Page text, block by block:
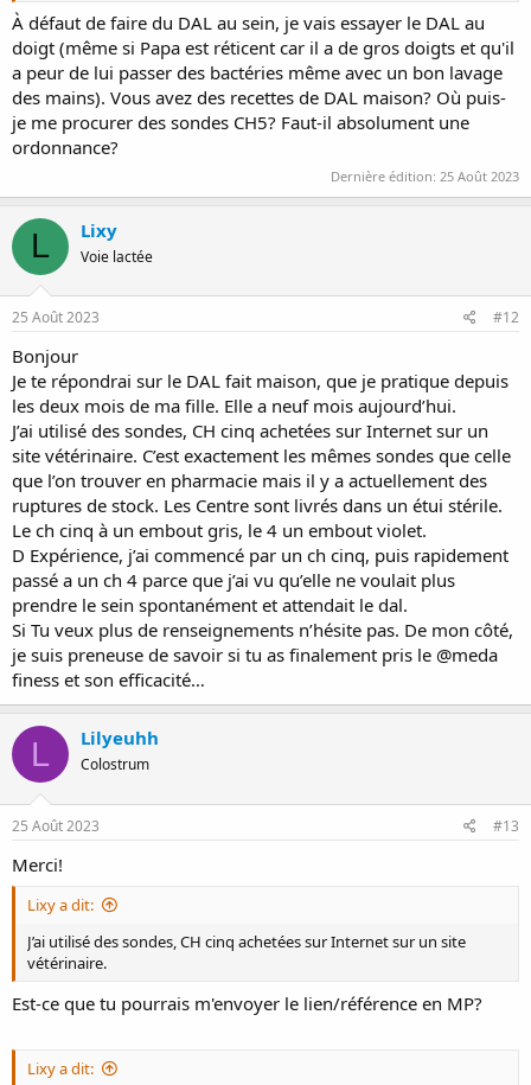
À défaut de faire du DAL au sein, je vais essayer le DAL au
doigt (même si Papa est réticent car il a de gros doigts et qu'il
a peur de lui passer des bactéries même avec un bon lavage
des mains). Vous avez des recettes de DAL maison? Où puis-
je me procurer des sondes CH5? Faut-il absolument une
ordonnance?
Dernière édition: 25 Août 2023
L Lixy
Voie lactée
25 Août 2023 #12
Bonjour
Je te répondrai sur le DAL fait maison, que je pratique depuis
les deux mois de ma fille. Elle a neuf mois aujourd’hui.
J’ai utilisé des sondes, CH cinq achetées sur Internet sur un
site vétérinaire. C’est exactement les mêmes sondes que celle
que l’on trouver en pharmacie mais il y a actuellement des
ruptures de stock. Les Centre sont livrés dans un étui stérile.
Le ch cinq à un embout gris, le 4 un embout violet.
D Expérience, j’ai commencé par un ch cinq, puis rapidement
passé a un ch 4 parce que j’ai vu qu’elle ne voulait plus
prendre le sein spontanément et attendait le dal.
Si Tu veux plus de renseignements n’hésite pas. De mon côté,
je suis preneuse de savoir si tu as finalement pris le @meda
finess et son efficacité…
L Lilyeuhh
Colostrum
25 Août 2023 #13
Merci!
Lixy a dit:
J’ai utilisé des sondes, CH cinq achetées sur Internet sur un site
vétérinaire.
Est-ce que tu pourrais m'envoyer le lien/référence en MP?
Lixy a dit: